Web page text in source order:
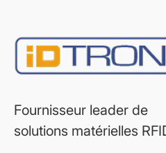
Fournisseur leader de
solutions matérielles